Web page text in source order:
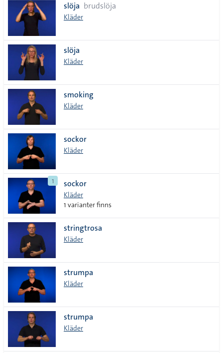
slöja brudslöja
Kläder
slöja
Kläder
smoking
Kläder
sockor
Kläder
1 sockor
Kläder
1 varianter finns
stringtrosa
Kläder
strumpa
Kläder
strumpa
Kläder